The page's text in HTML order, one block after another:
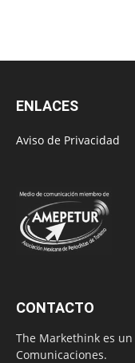
ENLACES
Aviso de Privacidad
CONTACTO
The Markethink es
Comunicaciones.